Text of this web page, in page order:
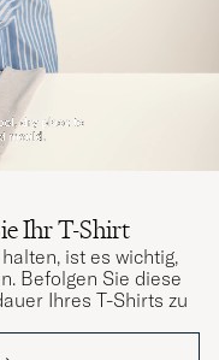
Ihr T-Shirt
ist es wichtig,
Befolgen Sie diese
Ihres T-Shirts zu